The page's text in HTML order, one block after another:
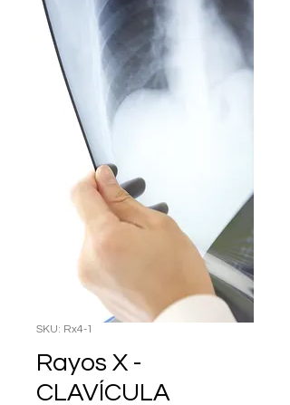
SKU: Rx4-1
Rayos X -
CLAVÍCULA